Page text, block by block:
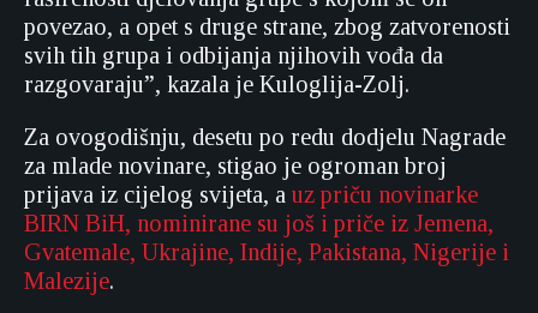
povezao, a opet s druge strane, zbog zatvorenosti
svih tih grupa i odbijanja njihovih vođa da
razgovaraju”, kazala je Kuloglija-Zolj.
Za ovogodišnju, desetu po redu dodjelu Nagrade
za mlade novinare, stigao je ogroman broj
prijava iz cijelog svijeta, a uz priču novinarke
BIRN BiH, nominirane su još i priče iz Jemena,
Gvatemale, Ukrajine, Indije, Pakistana, Nigerije i
Malezije.